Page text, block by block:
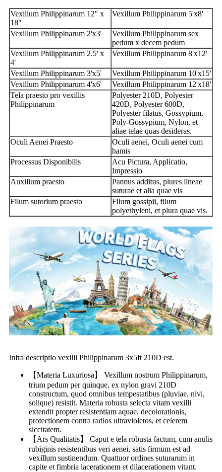
Vexillum Philippinarum 12" x
18"
Vexillum Philippinarum 5'x8'
Vexillum Philippinarum 2'x3'
Vexillum Philippinarum sex
pedum x decem pedum
Vexillum Philippinarum 2.5' x
4'
Vexillum Philippinarum 8'x12'
Vexillum Philippinarum 3'x5'
Vexillum Philippinarum 10'x15'
Vexillum Philippinarum 4'x6'
Vexillum Philippinarum 12'x18'
Tela praesto pro vexillis
Philippinarum
Polyester 210D, Polyester
420D, Polyester 600D,
Polyester filatus, Gossypium,
Poly-Gossypium, Nylon, et
aliae telae quas desideras.
Oculi Aenei Praesto
Oculi aenei, Oculi aenei cum
hamis
Processus Disponibilis
Acu Pictura, Applicatio,
Impressio
Auxilium praesto
Pannus additus, plures lineae
suturae et alia quae vis
Filum sutorium praesto
Filum gossipii, filum
polyethyleni, et plura quae vis.
Infra descriptio vexilli Philippinarum 3x5ft 210D est.
【Materia Luxuriosa】 Vexillum nostrum Philippinarum,
trium pedum per quinque, ex nylon gravi 210D
constructum, quod omnibus tempestatibus (pluviae, nivi,
solique) resistit. Materia robusta selecta vitam vexilli
extendit propter resistentiam aquae, decolorationis,
protectionem contra radios ultravioletos, et celerem
siccitatem.
【Ars Qualitatis】 Caput e tela robusta factum, cum anulis
rubiginis resistentibus veri aenei, satis firmum est ad
vexillum sustinendum. Quattuor ordines suturarum in
capite et fimbria lacerationem et dilacerationem vitant.